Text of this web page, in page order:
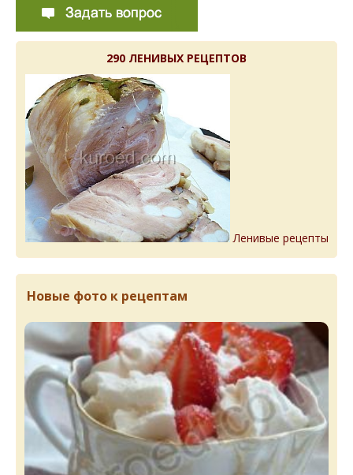
290 ЛЕНИВЫХ РЕЦЕПТОВ
Ленивые рецепты
Новые фото к рецептам